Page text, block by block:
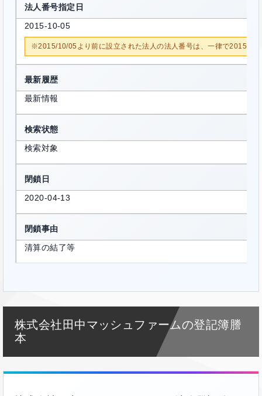
法人番号指定日
2015-10-05
※2015/10/05より前に設立された法人の法人番号は、一律で2015/10/
最新履歴
最新情報
検索状態
検索対象
閉鎖日
2020-04-13
閉鎖事由
清算の結了等
株式会社田中マッシュファームの登記簿謄
本